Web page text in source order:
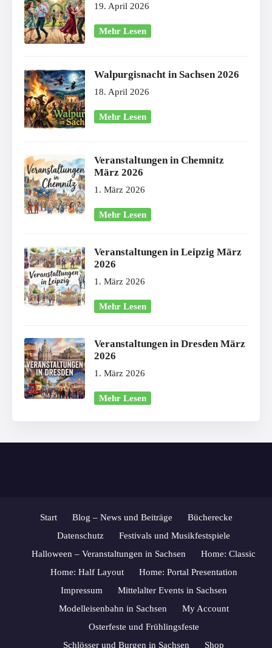
19. April 2026
Mehr Lesen
Walpurgisnacht in Sachsen 2026
18. April 2026
Mehr Lesen
Veranstaltungen in Chemnitz
März 2026
1. März 2026
Mehr Lesen
Veranstaltungen in Leipzig März
2026
1. März 2026
Mehr Lesen
Veranstaltungen in Dresden März
2026
1. März 2026
Mehr Lesen
Start Blog – News und Beiträge
Bücherecke
Datenschutz
Festivals und Musikfestspiele
Halloween – Veranstaltungen in Sachsen
Home: Classic
Home: Half Layout
Home: Portal Presentation
Impressum
Mittelalter Events in Sachsen
Modelleisenbahn in Sachsen
My Account
Osterfeste und Frühlingsfeste
Schlösser und Burgen in Sachsen
Shop